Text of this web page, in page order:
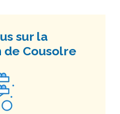
sur la
Cousolre